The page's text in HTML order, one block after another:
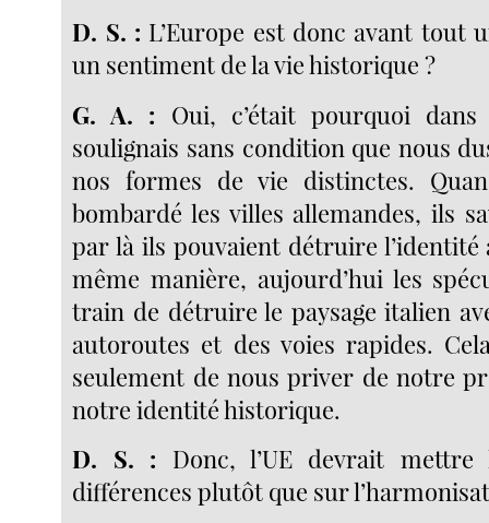
D. S. : L’Europe est donc avant tout
un sentiment de la vie historique ?
G. A. : Oui, c’était pourquoi
soulignais sans condition que nous
nos formes de vie distinctes.
bombardé les villes allemandes, ils
par là ils pouvaient détruire l’identité
même manière, aujourd’hui les
train de détruire le paysage italien
autoroutes et des voies rapides.
seulement de nous priver de notre
notre identité historique.
D. S. : Donc, l’UE devrait mettre
différences plutôt que sur